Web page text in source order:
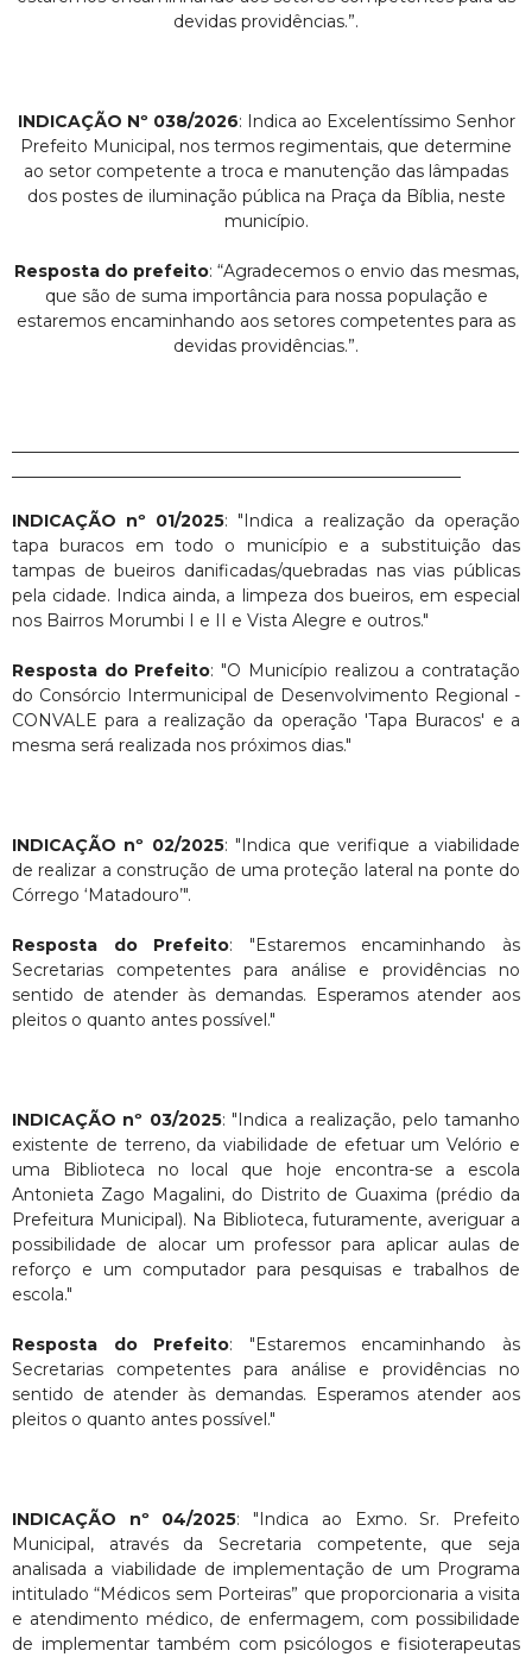
devidas providências.”.
INDICAÇÃO Nº 038/2026: Indica ao Excelentíssimo Senhor
Prefeito Municipal, nos termos regimentais, que determine
ao setor competente a troca e manutenção das lâmpadas
dos postes de iluminação pública na Praça da Bíblia, neste
município.
Resposta do prefeito: “Agradecemos o envio das mesmas,
que são de suma importância para nossa população e
estaremos encaminhando aos setores competentes para as
devidas providências.”.
INDICAÇÃO nº 01/2025: "Indica a realização da operação
tapa buracos em todo o município e a substituição das
tampas de bueiros danificadas/quebradas nas vias públicas
pela cidade. Indica ainda, a limpeza dos bueiros, em especial
nos Bairros Morumbi I e II e Vista Alegre e outros."
Resposta do Prefeito: "O Município realizou a contratação
do Consórcio Intermunicipal de Desenvolvimento Regional -
CONVALE para a realização da operação 'Tapa Buracos' e a
mesma será realizada nos próximos dias."
INDICAÇÃO nº 02/2025: "Indica que verifique a viabilidade
de realizar a construção de uma proteção lateral na ponte do
Córrego ‘Matadouro’".
Resposta do Prefeito: "Estaremos encaminhando às
Secretarias competentes para análise e providências no
sentido de atender às demandas. Esperamos atender aos
pleitos o quanto antes possível."
INDICAÇÃO nº 03/2025: "Indica a realização, pelo tamanho
existente de terreno, da viabilidade de efetuar um Velório e
uma Biblioteca no local que hoje encontra-se a escola
Antonieta Zago Magalini, do Distrito de Guaxima (prédio da
Prefeitura Municipal). Na Biblioteca, futuramente, averiguar a
possibilidade de alocar um professor para aplicar aulas de
reforço e um computador para pesquisas e trabalhos de
escola."
Resposta do Prefeito: "Estaremos encaminhando às
Secretarias competentes para análise e providências no
sentido de atender às demandas. Esperamos atender aos
pleitos o quanto antes possível."
INDICAÇÃO nº 04/2025: "Indica ao Exmo. Sr. Prefeito
Municipal, através da Secretaria competente, que seja
analisada a viabilidade de implementação de um Programa
intitulado “Médicos sem Porteiras” que proporcionaria a visita
e atendimento médico, de enfermagem, com possibilidade
de implementar também com psicólogos e fisioterapeutas